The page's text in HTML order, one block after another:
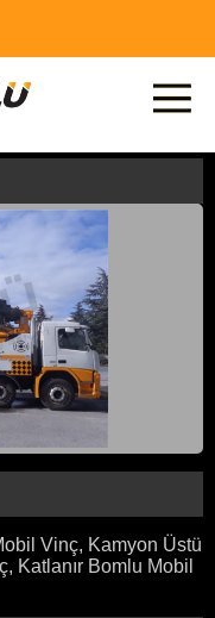
Vinç, Kamyon Üstü
Katlanır Bomlu Mobil